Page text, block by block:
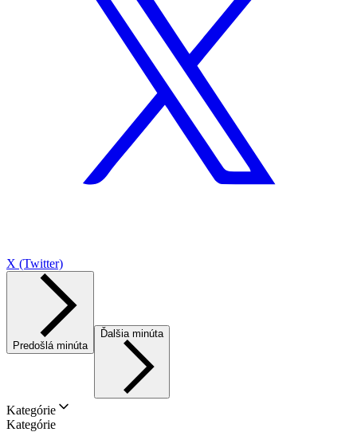
X (Twitter)
Predošlá minúta
Ďalšia minúta
Kategórie
Kategórie